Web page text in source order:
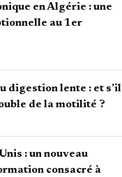
en Algérie : une
au 1er
digestion lente : et s’il
de la motilité ?
: un nouveau
consacré à